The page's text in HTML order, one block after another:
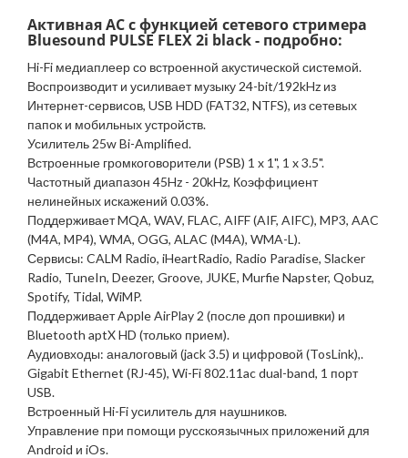
Активная АС с функцией сетевого стримера
Bluesound PULSE FLEX 2i black - подробно:
Hi-Fi медиаплеер со встроенной акустической системой.
Воспроизводит и усиливает музыку 24-bit/192kHz из
Интернет-сервисов, USB HDD (FAT32, NTFS), из сетевых
папок и мобильных устройств.
Усилитель 25w Bi-Amplified.
Встроенные громкоговорители (PSB) 1 x 1", 1 x 3.5".
Частотный диапазон 45Hz - 20kHz, Коэффициент
нелинейных искажений 0.03%.
Поддерживает MQA, WAV, FLAC, AIFF (AIF, AIFC), MP3, AAC
(M4A, MP4), WMA, OGG, ALAC (M4A), WMA-L).
Сервисы: CALM Radio, iHeartRadio, Radio Paradise, Slacker
Radio, TuneIn, Deezer, Groove, JUKE, Murfie Napster, Qobuz,
Spotify, Tidal, WiMP.
Поддерживает Apple AirPlay 2 (после доп прошивки) и
Bluetooth aptX HD (только прием).
Аудиовходы: аналоговый (jack 3.5) и цифровой (TosLink),.
Gigabit Ethernet (RJ-45), Wi-Fi 802.11ac dual-band, 1 порт
USB.
Встроенный Hi-Fi усилитель для наушников.
Управление при помощи русскоязычных приложений для
Android и iOs.